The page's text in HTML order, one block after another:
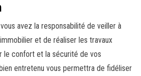
avez la responsabilité de veiller à
et de réaliser les travaux
le confort et la sécurité de vos
entretenu vous permettra de fidéliser